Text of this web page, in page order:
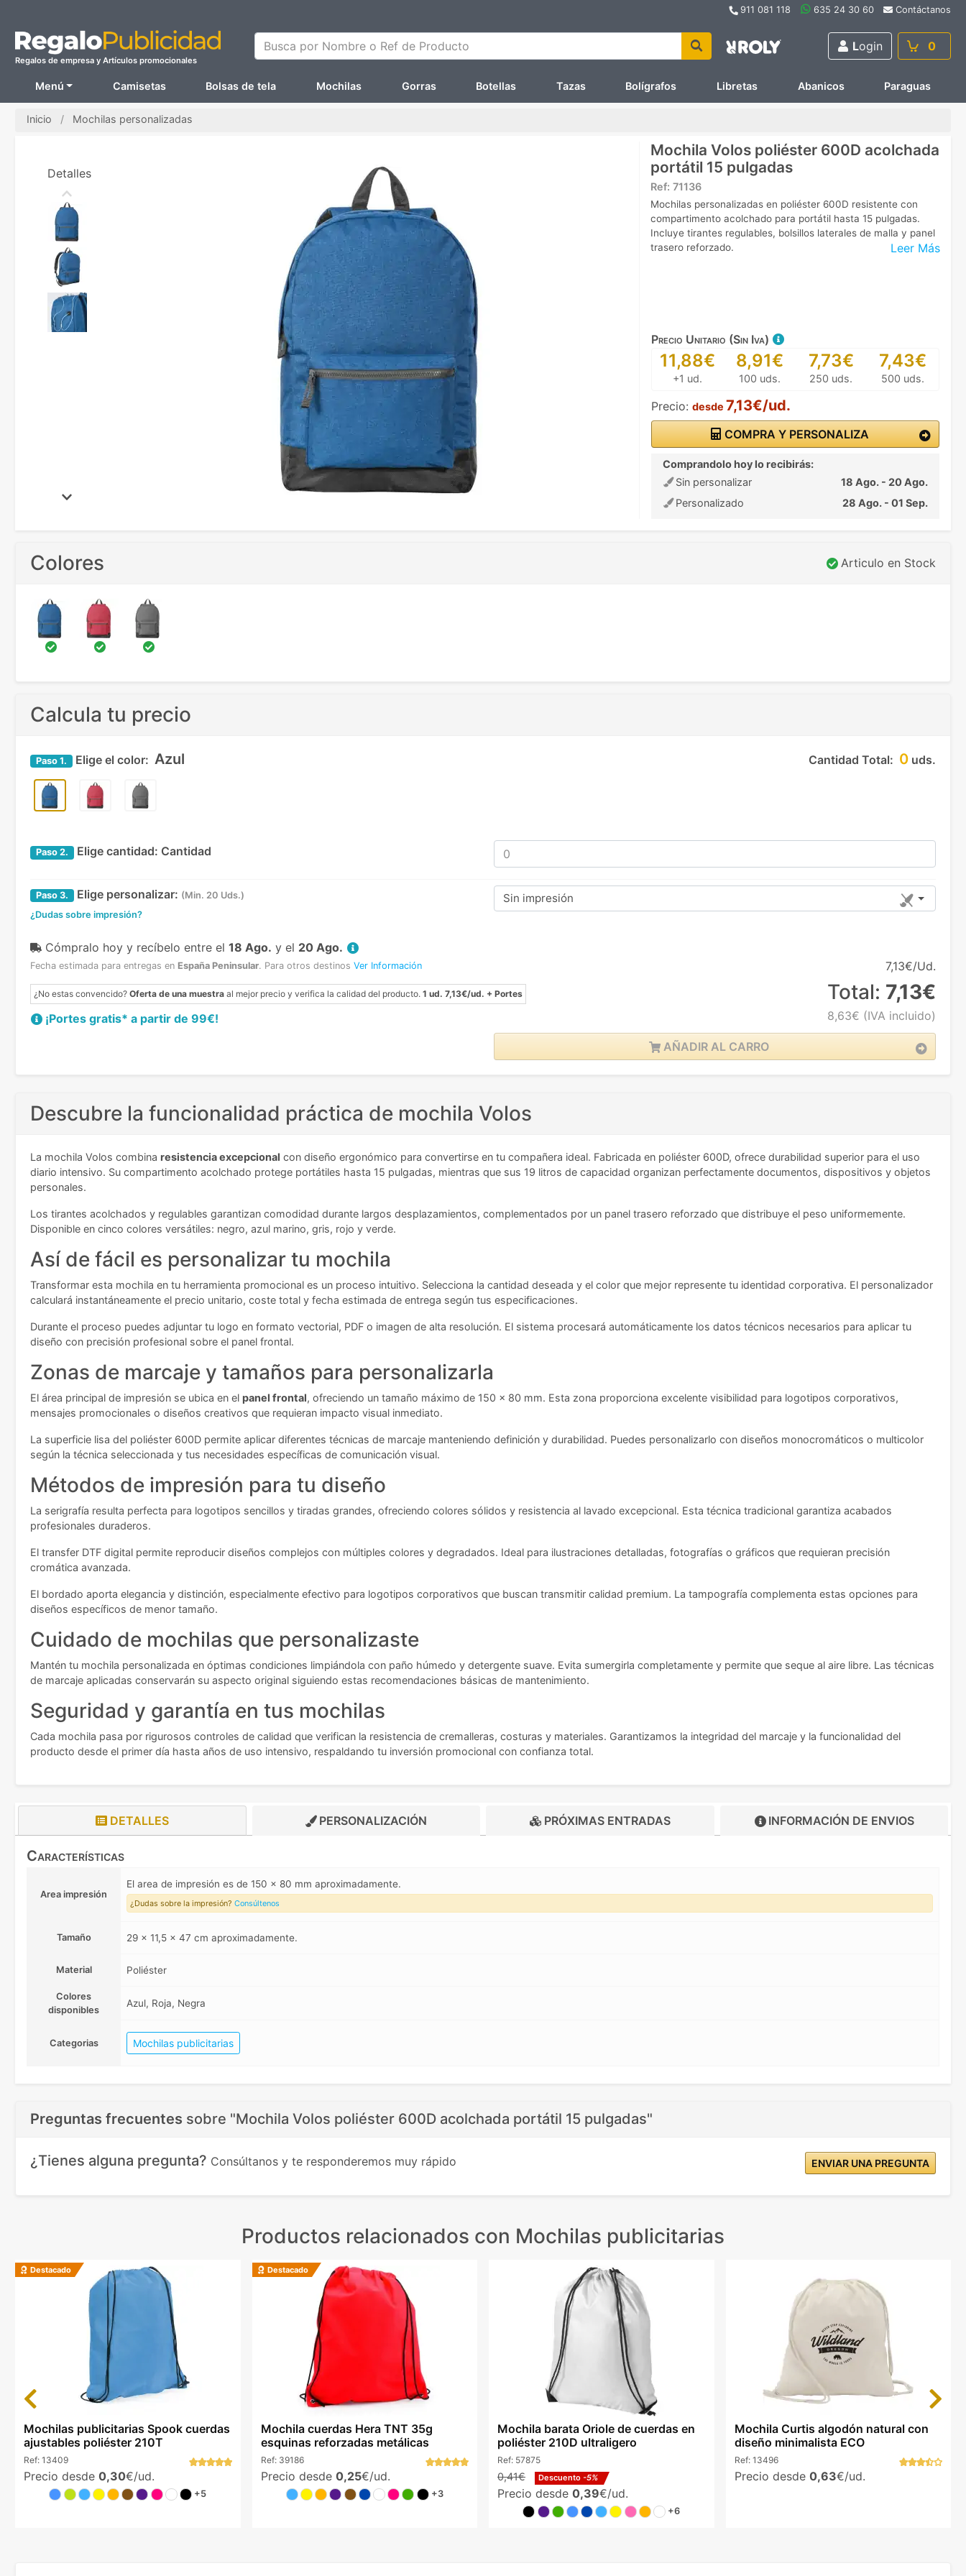
911 081 118 635 24 30 60 Contáctanos
Regalos de empresa y Artículos promocionales
Busca por Nombre o Ref de Producto Login 0
Menú Camisetas Bolsas de tela Mochilas Gorras Botellas Tazas Bolígrafos Libretas Abanicos Paraguas
Inicio Mochilas personalizadas
Mochila Volos poliéster 600D acolchada
portátil 15 pulgadas
Ref: 71136
Leer Más
Mochilas personalizadas en poliéster 600D resistente con
compartimento acolchado para portátil hasta 15 pulgadas.
Incluye tirantes regulables, bolsillos laterales de malla y panel
trasero reforzado.
Precio Unitario (Sin Iva)
11,88€
+1 ud.
8,91€
100 uds.
7,73€
250 uds.
7,43€
500 uds.
Precio: desde 7,13€/ud.
COMPRA Y PERSONALIZA
Comprandolo hoy lo recibirás:
Sin personalizar
18 Ago. - 20 Ago.
Personalizado
28 Ago. - 01 Sep.
Detalles
Colores Articulo en Stock
Calcula tu precio
Cantidad Total: 0 uds.
Paso 1. Elige el color: Azul
Paso 2. Elige cantidad: Cantidad
Paso 3. Elige personalizar: (Min. 20 Uds.)
¿Dudas sobre impresión?
Sin impresión
Cómpralo hoy y recíbelo entre el 18 Ago. y el 20 Ago.
Fecha estimada para entregas en España Peninsular. Para otros destinos Ver Información
¿No estas convencido? Oferta de una muestra al mejor precio y verifica la calidad del producto. 1 ud. 7,13€/ud. + Portes
¡Portes gratis* a partir de 99€!
7,13€/Ud.
Total: 7,13€
8,63€ (IVA incluido)
AÑADIR AL CARRO
Descubre la funcionalidad práctica de mochila Volos
La mochila Volos combina resistencia excepcional con diseño ergonómico para convertirse en tu compañera ideal. Fabricada en poliéster 600D, ofrece durabilidad superior para el uso
diario intensivo. Su compartimento acolchado protege portátiles hasta 15 pulgadas, mientras que sus 19 litros de capacidad organizan perfectamente documentos, dispositivos y objetos
personales.
Los tirantes acolchados y regulables garantizan comodidad durante largos desplazamientos, complementados por un panel trasero reforzado que distribuye el peso uniformemente.
Disponible en cinco colores versátiles: negro, azul marino, gris, rojo y verde.
Así de fácil es personalizar tu mochila
Transformar esta mochila en tu herramienta promocional es un proceso intuitivo. Selecciona la cantidad deseada y el color que mejor represente tu identidad corporativa. El personalizador
calculará instantáneamente el precio unitario, coste total y fecha estimada de entrega según tus especificaciones.
Durante el proceso puedes adjuntar tu logo en formato vectorial, PDF o imagen de alta resolución. El sistema procesará automáticamente los datos técnicos necesarios para aplicar tu
diseño con precisión profesional sobre el panel frontal.
Zonas de marcaje y tamaños para personalizarla
El área principal de impresión se ubica en el panel frontal, ofreciendo un tamaño máximo de 150 x 80 mm. Esta zona proporciona excelente visibilidad para logotipos corporativos,
mensajes promocionales o diseños creativos que requieran impacto visual inmediato.
La superficie lisa del poliéster 600D permite aplicar diferentes técnicas de marcaje manteniendo definición y durabilidad. Puedes personalizarlo con diseños monocromáticos o multicolor
según la técnica seleccionada y tus necesidades específicas de comunicación visual.
Métodos de impresión para tu diseño
La serigrafía resulta perfecta para logotipos sencillos y tiradas grandes, ofreciendo colores sólidos y resistencia al lavado excepcional. Esta técnica tradicional garantiza acabados
profesionales duraderos.
El transfer DTF digital permite reproducir diseños complejos con múltiples colores y degradados. Ideal para ilustraciones detalladas, fotografías o gráficos que requieran precisión
cromática avanzada.
El bordado aporta elegancia y distinción, especialmente efectivo para logotipos corporativos que buscan transmitir calidad premium. La tampografía complementa estas opciones para
diseños específicos de menor tamaño.
Cuidado de mochilas que personalizaste
Mantén tu mochila personalizada en óptimas condiciones limpiándola con paño húmedo y detergente suave. Evita sumergirla completamente y permite que seque al aire libre. Las técnicas
de marcaje aplicadas conservarán su aspecto original siguiendo estas recomendaciones básicas de mantenimiento.
Seguridad y garantía en tus mochilas
Cada mochila pasa por rigurosos controles de calidad que verifican la resistencia de cremalleras, costuras y materiales. Garantizamos la integridad del marcaje y la funcionalidad del
producto desde el primer día hasta años de uso intensivo, respaldando tu inversión promocional con confianza total.
DETALLES PERSONALIZACIÓN PRÓXIMAS ENTRADAS INFORMACIÓN DE ENVIOS
Características
Area impresión
El area de impresión es de 150 x 80 mm aproximadamente.
¿Dudas sobre la impresión? Consúltenos
Tamaño 29 x 11,5 x 47 cm aproximadamente.
Material Poliéster
Colores
disponibles
Azul, Roja, Negra
Categorias Mochilas publicitarias
Preguntas frecuentes sobre "Mochila Volos poliéster 600D acolchada portátil 15 pulgadas"
¿Tienes alguna pregunta? Consúltanos y te responderemos muy rápido ENVIAR UNA PREGUNTA
Productos relacionados con Mochilas publicitarias
Destacado
Mochilas publicitarias Spook cuerdas
ajustables poliéster 210T
Ref: 13409
Precio desde 0,30€/ud.
+5
Destacado
Mochila cuerdas Hera TNT 35g
esquinas reforzadas metálicas
Ref: 39186
Precio desde 0,25€/ud.
+3
Mochila barata Oriole de cuerdas en
poliéster 210D ultraligero
Ref: 57875
0,41€ Descuento -5%
Precio desde 0,39€/ud.
+6
Mochila Curtis algodón natural con
diseño minimalista ECO
Ref: 13496
Precio desde 0,63€/ud.
Previous Next